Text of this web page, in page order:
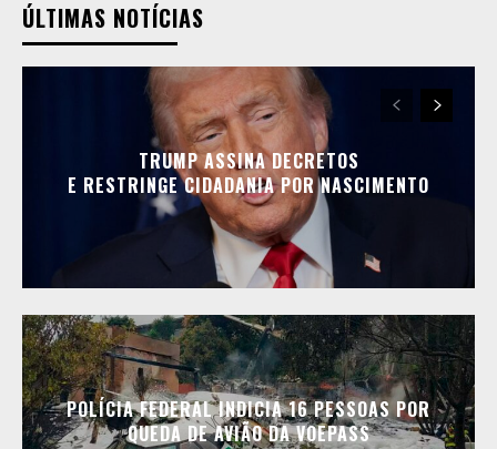
ÚLTIMAS NOTÍCIAS
TRUMP ASSINA DECRETOS
E RESTRINGE CIDADANIA POR NASCIMENTO
POLÍCIA FEDERAL INDICIA 16 PESSOAS POR
QUEDA DE AVIÃO DA VOEPASS